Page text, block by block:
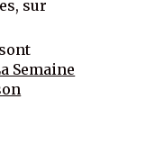
sur
Semaine